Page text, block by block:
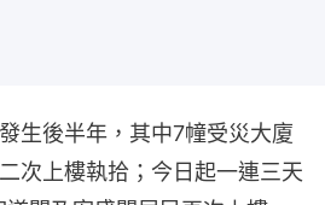
生後半年，其中7幢受災大廈
次上樓執拾；今日起一連三天